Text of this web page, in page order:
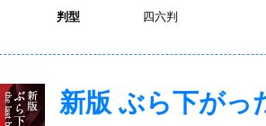
判型 四六判
新版 ぶら下がっ